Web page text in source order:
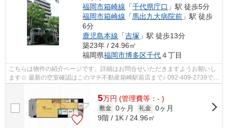
福岡市箱崎線 「千代県庁口 」駅 徒歩5分
福岡市箱崎線 「馬出九大病院前 」駅 徒歩
6分
鹿児島本線 「吉塚 」駅 徒歩13分
築23年 / 24.96㎡
福岡県福岡市博多区千代４丁目
こちらは物件の紹介ページです、詳細はお問合せいただきますようお願いし
ます☆ 最新の空室確認はこのマチ不動産箱崎駅前店まで♪ 092-409-2739で
す！迅速に対応致します！！！！！♪
5万円 (管理費等：- )
敷金 0ヶ月 礼金 0ヶ月
9階 / 1K / 24.96㎡